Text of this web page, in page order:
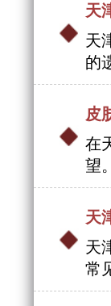
天
天
的
皮
在
望
天
天
常